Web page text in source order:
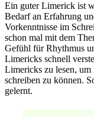
Ein guter Limerick ist
Bedarf an Erfahrung
Vorkenntnisse im
schon mal mit dem
Gefühl für Rhythmus
Limericks schnell
Limericks zu lesen, um
schreiben zu können.
gelernt.